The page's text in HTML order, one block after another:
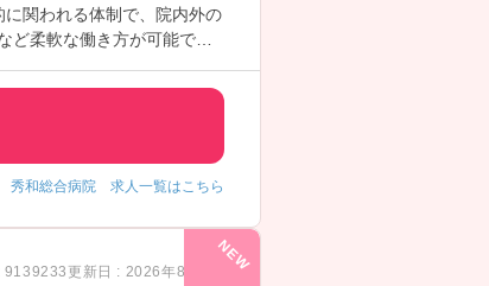
関われる体制で、院内外の
ど柔軟な働き方が可能で
秀和総合病院 求人一覧はこちら
9139233更新日 : 2026年8月5日